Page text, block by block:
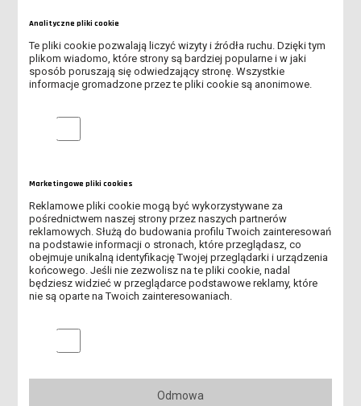
LESZCZYŃSKIM FESTIWALU SPORTU!
TRWA II NABÓR NA STUDIA!
RUSZYŁ II NABÓR NA STUDIA W ANS W LESZNIE!
SIĘ, JAK PRZEJŚĆ PRZEZ REKRUTACJĘ
TRWA REKRUTACJA NA STUDIA!
OBOWIĄZEK AKTUALIZACJI MLEGITYMACJI
PROGRAM PFRON
ABSOLUTORIUM - 4 LIPCA 2026 R.
Analityczne pliki cookie
Te pliki cookie pozwalają liczyć wizyty i źródła ruchu. Dzięki tym
plikom wiadomo, które strony są bardziej popularne i w jaki
sposób poruszają się odwiedzający stronę. Wszystkie
informacje gromadzone przez te pliki cookie są anonimowe.
Analityczne pliki cookie
Marketingowe pliki cookies
Reklamowe pliki cookie mogą być wykorzystywane za
pośrednictwem naszej strony przez naszych partnerów
reklamowych. Służą do budowania profilu Twoich zainteresowań
na podstawie informacji o stronach, które przeglądasz, co
obejmuje unikalną identyfikację Twojej przeglądarki i urządzenia
końcowego. Jeśli nie zezwolisz na te pliki cookie, nadal
będziesz widzieć w przeglądarce podstawowe reklamy, które
nie są oparte na Twoich zainteresowaniach.
Marketingowe pliki cookies
Odmowa